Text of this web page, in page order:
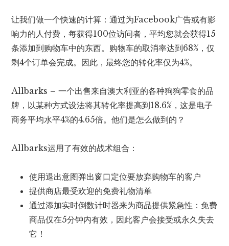
让我们做一个快速的计算：通过为Facebook广告或有影
响力的人付费，每获得100位访问者，平均您就会获得15
条添加到购物车中的东西。购物车的取消率达到68%，仅
剩4个订单会完成。因此，最终您的转化率仅为4%。
Allbarks – 一个出售来自澳大利亚的各种狗狗零食的品
牌，以某种方式设法将其转化率提高到18.6%，这是电子
商务平均水平4%的4.65倍。他们是怎么做到的？
Allbarks运用了有效的战术组合：
使用退出意图弹出窗口定位要放弃购物车的客户
提供商店最受欢迎的免费礼物清单
通过添加实时倒数计时器来为商品提供紧急性：免费
商品仅在5分钟内有效，因此客户会接受或永久失去
它！